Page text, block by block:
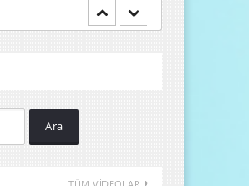
DÜNYA DÜZENİNDE
ALTINDAŞ